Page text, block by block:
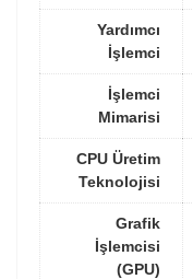
Yardımcı
İşlemci
İşlemci
Mimarisi
CPU Üretim
Teknolojisi
Grafik
İşlemcisi
(GPU)